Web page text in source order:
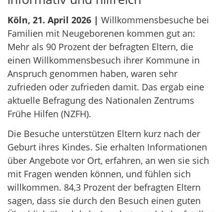
Köln, 21. April 2026 | Willkommensbesuche bei
Familien mit Neugeborenen kommen gut an:
Mehr als 90 Prozent der befragten Eltern, die
einen Willkommensbesuch ihrer Kommune in
Anspruch genommen haben, waren sehr
zufrieden oder zufrieden damit. Das ergab eine
aktuelle Befragung des Nationalen Zentrums
Frühe Hilfen (NZFH).
Die Besuche unterstützen Eltern kurz nach der
Geburt ihres Kindes. Sie erhalten Informationen
über Angebote vor Ort, erfahren, an wen sie sich
mit Fragen wenden können, und fühlen sich
willkommen. 84,3 Prozent der befragten Eltern
sagen, dass sie durch den Besuch einen guten